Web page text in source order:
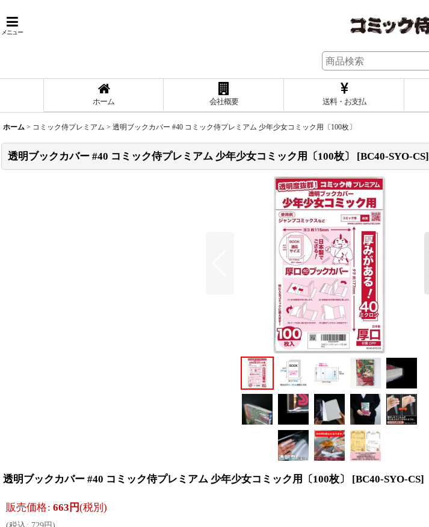
メニュー
ホーム 会社概要 送料・お支払
ホーム > コミック侍プレミアム > 透明ブックカバー #40 コミック侍プレミアム 少年少女コミック用〔100枚〕
透明ブックカバー #40 コミック侍プレミアム 少年少女コミック用〔100枚〕 [BC40-SYO-CS]
透明ブックカバー #40 コミック侍プレミアム 少年少女コミック用〔100枚〕 [BC40-SYO-CS]
販売価格: 663 円(税別)